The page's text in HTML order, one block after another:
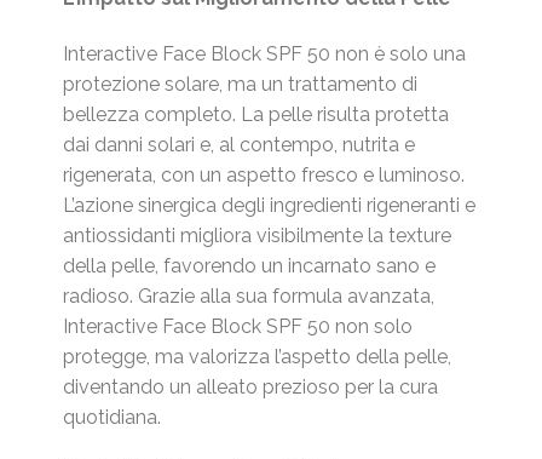
Interactive Face Block SPF 50 non è solo una
protezione solare, ma un trattamento di
bellezza completo. La pelle risulta protetta
dai danni solari e, al contempo, nutrita e
rigenerata, con un aspetto fresco e luminoso.
L’azione sinergica degli ingredienti rigeneranti e
antiossidanti migliora visibilmente la texture
della pelle, favorendo un incarnato sano e
radioso. Grazie alla sua formula avanzata,
Interactive Face Block SPF 50 non solo
protegge, ma valorizza l’aspetto della pelle,
diventando un alleato prezioso per la cura
quotidiana.